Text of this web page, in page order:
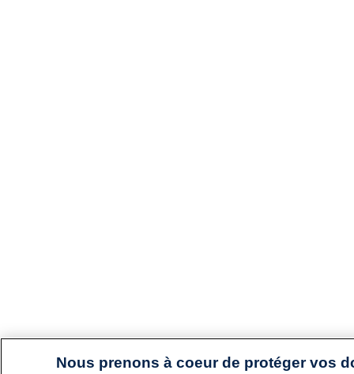
Nous prenons à coeur de protéger vos